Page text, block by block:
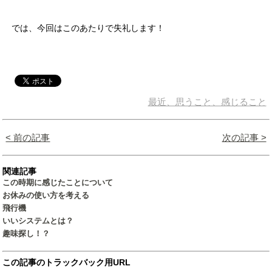
では、今回はこのあたりで失礼します！
最近、思うこと、感じること
< 前の記事 次の記事 >
関連記事
この時期に感じたことについて
お休みの使い方を考える
飛行機
いいシステムとは？
趣味探し！？
この記事のトラックバック用URL